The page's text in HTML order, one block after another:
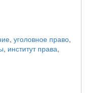
, уголовное право,
, институт права,